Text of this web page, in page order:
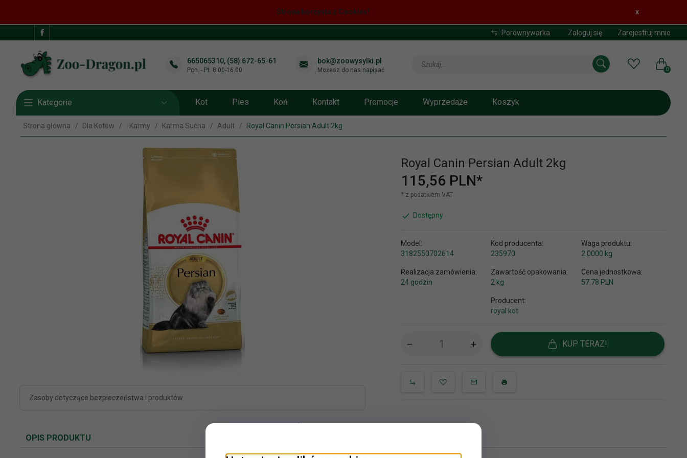
Strona korzysta z Cookies! x
Porównywarka Zaloguj się Zarejestruj mnie
665065310, (58) 672-65-61
Pon. - Pt. 8.00-16.00
bok@zoowysylki.pl
Możesz do nas napisać
Szukaj...
0
Kategorie Kot Pies Koń Kontakt Promocje Wyprzedaże Koszyk
Strona główna Dla Kotów Karmy Karma Sucha Adult Royal Canin Persian Adult 2kg
Zasoby dotyczące bezpieczeństwa i produktów
Royal Canin Persian Adult 2kg
115,56 PLN*
* z podatkiem VAT
Dostępny
Model:
3182550702614
Kod producenta:
235970
Waga produktu:
2.0000 kg
Realizacja zamówienia:
24 godzin
Zawartość opakowania:
2 kg
Cena jednostkowa:
57.78 PLN
Producent:
royal kot
KUP TERAZ!
OPIS PRODUKTU